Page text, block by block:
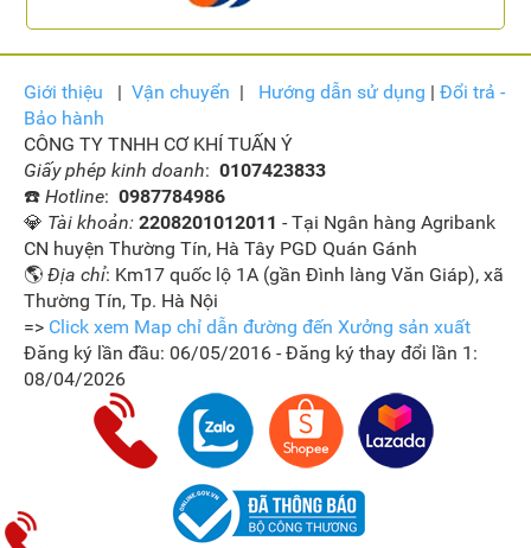
Giới thiệu | Vận chuyển | Hướng dẫn sử dụng | Đổi trả -
Bảo hành
CÔNG TY TNHH CƠ KHÍ TUẤN Ý
Giấy phép kinh doanh: 0107423833
☎️ Hotline: 0987784986
💎 Tài khoản: 2208201012011 - Tại Ngân hàng Agribank
CN huyện Thường Tín, Hà Tây PGD Quán Gánh
🌎 Địa chỉ: Km17 quốc lộ 1A (gần Đình làng Văn Giáp), xã
Thường Tín, Tp. Hà Nội
=> Click xem Map chỉ dẫn đường đến Xưởng sản xuất
Đăng ký lần đầu: 06/05/2016 - Đăng ký thay đổi lần 1:
08/04/2026